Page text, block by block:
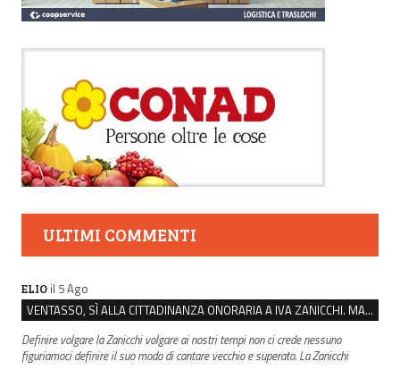
ULTIMI COMMENTI
ELIO il 5 Ago
VENTASSO, SÌ ALLA CITTADINANZA ONORARIA A IVA ZANICCHI. MA BARGIACCHI: “È DI PESSIMO GUSTO”
Definire volgare la Zanicchi volgare ai nostri tempi non ci crede nessuno
figuriamoci definire il suo modo di cantare vecchio e superato. La Zanicchi